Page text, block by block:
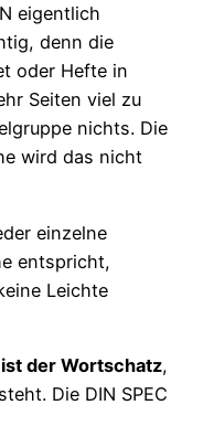
eigentlich
denn die
oder Hefte in
Seiten viel zu
nichts. Die
wird das nicht
einzelne
entspricht,
Leichte
der Wortschatz,
Die DIN SPEC